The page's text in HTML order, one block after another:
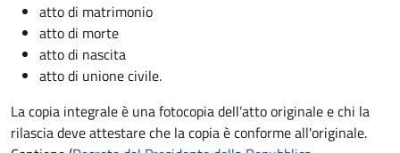
atto di matrimonio
atto di morte
atto di nascita
atto di unione civile.
La copia integrale è una fotocopia dell’atto originale e chi la
rilascia deve attestare che la copia è conforme all'originale.